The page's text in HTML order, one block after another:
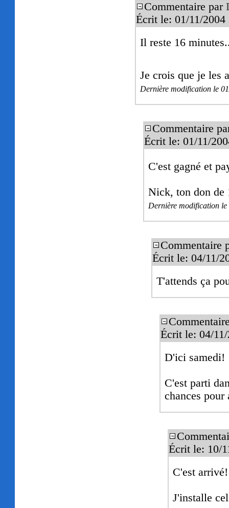
Commentaire par
Écrit le: 01/11/2004
Il reste 16
Je crois que je les
Dernière modification le
Commentaire
Écrit le: 01/11/
C'est gagné et
Nick, ton don de
Dernière modification
Commentaire
Écrit le: 04/11/
T'attends ça
Écrit le: 04/
D'ici samedi!
C'est parti
chances
Écrit le: 10/
C'est arrivé!
J'installe